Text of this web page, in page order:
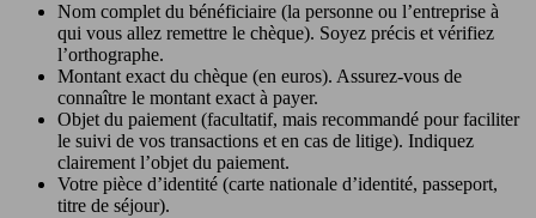
Nom complet du bénéficiaire (la personne ou l’entreprise à
qui vous allez remettre le chèque). Soyez précis et vérifiez
l’orthographe.
Montant exact du chèque (en euros). Assurez-vous de
connaître le montant exact à payer.
Objet du paiement (facultatif, mais recommandé pour faciliter
le suivi de vos transactions et en cas de litige). Indiquez
clairement l’objet du paiement.
Votre pièce d’identité (carte nationale d’identité, passeport,
titre de séjour).